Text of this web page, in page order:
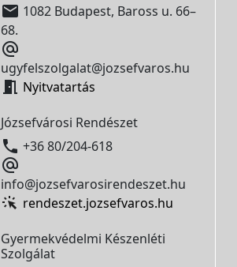
 1082 Budapest, Baross u. 66–
68.

ugyfelszolgalat@jozsefvaros.hu
 Nyitvatartás
Józsefvárosi Rendészet
 +36 80/204-618

info@jozsefvarosirendeszet.hu
rendeszet.jozsefvaros.hu
Gyermekvédelmi Készenléti
Szolgálat